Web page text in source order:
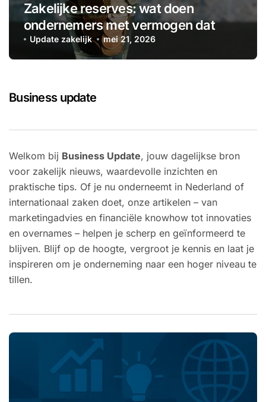
Zakelijke reserves: wat doen
ondernemers met vermogen dat
voorlopig niet nodig is?
Update zakelijk mei 21, 2026
Business update
Welkom bij Business Update, jouw dagelijkse bron
voor zakelijk nieuws, waardevolle inzichten en
praktische tips. Of je nu onderneemt in Nederland of
internationaal zaken doet, onze artikelen – van
marketingadvies en financiële knowhow tot innovaties
en overnames – helpen je scherp en geïnformeerd te
blijven. Blijf op de hoogte, vergroot je kennis en laat je
inspireren om je onderneming naar een hoger niveau te
tillen.